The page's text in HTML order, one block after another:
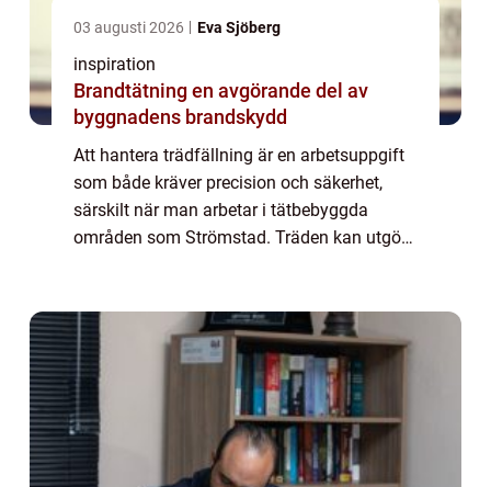
03 augusti 2026 Eva Sjöberg
inspiration
Brandtätning en avgörande del av
byggnadens brandskydd
Att hantera trädfällning är en arbetsuppgift
som både kräver precision och säkerhet,
särskilt när man arbetar i tätbebyggda
områden som Strömstad. Träden kan utgöra